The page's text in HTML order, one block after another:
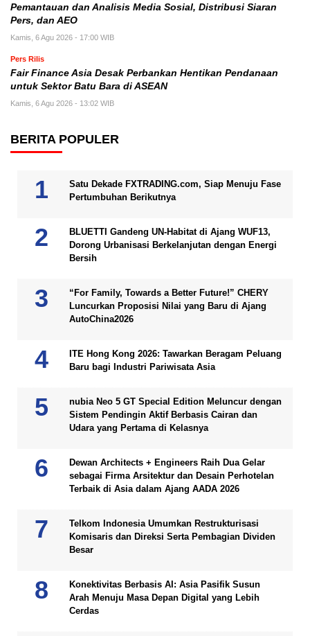
Pemantauan dan Analisis Media Sosial, Distribusi Siaran
Pers, dan AEO
Kamis, 6 Agu 2026 - 17:00 WIB
Pers Rilis
Fair Finance Asia Desak Perbankan Hentikan Pendanaan
untuk Sektor Batu Bara di ASEAN
Kamis, 6 Agu 2026 - 13:02 WIB
BERITA POPULER
Satu Dekade FXTRADING.com, Siap Menuju Fase
Pertumbuhan Berikutnya
BLUETTI Gandeng UN-Habitat di Ajang WUF13,
Dorong Urbanisasi Berkelanjutan dengan Energi
Bersih
“For Family, Towards a Better Future!” CHERY
Luncurkan Proposisi Nilai yang Baru di Ajang
AutoChina2026
ITE Hong Kong 2026: Tawarkan Beragam Peluang
Baru bagi Industri Pariwisata Asia
nubia Neo 5 GT Special Edition Meluncur dengan
Sistem Pendingin Aktif Berbasis Cairan dan
Udara yang Pertama di Kelasnya
Dewan Architects + Engineers Raih Dua Gelar
sebagai Firma Arsitektur dan Desain Perhotelan
Terbaik di Asia dalam Ajang AADA 2026
Telkom Indonesia Umumkan Restrukturisasi
Komisaris dan Direksi Serta Pembagian Dividen
Besar
Konektivitas Berbasis AI: Asia Pasifik Susun
Arah Menuju Masa Depan Digital yang Lebih
Cerdas